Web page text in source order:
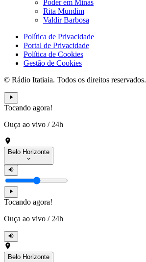
Poder em Minas
Rita Mundim
Valdir Barbosa
Política de Privacidade
Portal de Privacidade
Política de Cookies
Gestão de Cookies
© Rádio Itatiaia. Todos os direitos reservados.
Tocando agora!
Ouça ao vivo / 24h
Belo Horizonte
Tocando agora!
Ouça ao vivo / 24h
Belo Horizonte